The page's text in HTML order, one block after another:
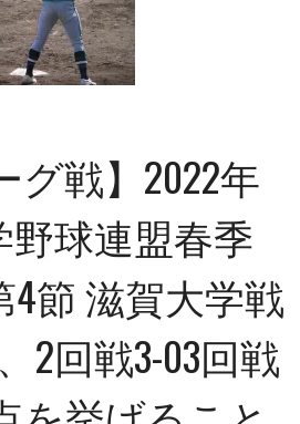
グ戦】2022年
野球連盟春季
4節 滋賀大学戦
2回戦3-03回戦